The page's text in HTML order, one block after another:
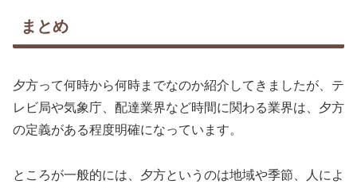
まとめ
夕方って何時から何時までなのか紹介してきましたが、テ
レビ局や気象庁、配達業界など時間に関わる業界は、夕方
の定義がある程度明確になっています。
ところが一般的には、夕方というのは地域や季節、人によ